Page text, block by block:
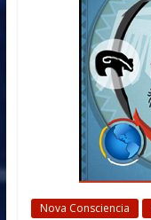
Nova Consciencia